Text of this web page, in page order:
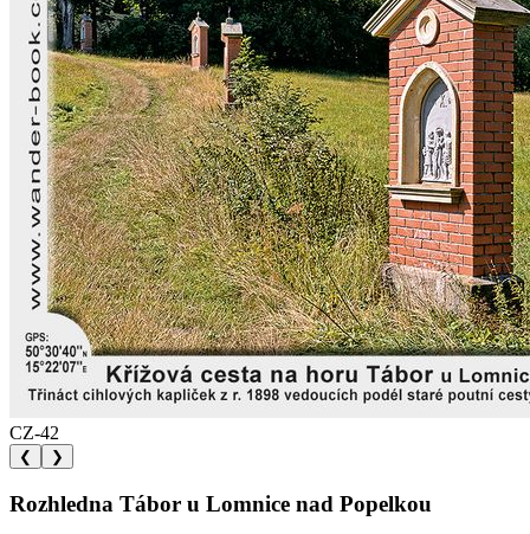
CZ-42
❮ ❯
Rozhledna Tábor u Lomnice nad Popelkou